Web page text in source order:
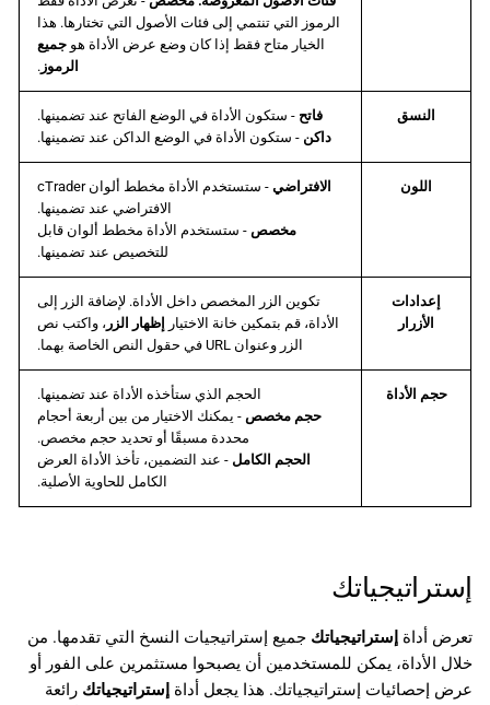
الرموز التي تنتمي إلى فئات الأصول التي تختارها. هذا
الخيار متاح فقط إذا كان وضع عرض الأداة هو جميع
الرموز .
النسق فاتح - ستكون الأداة في الوضع الفاتح عند تضمينها.
داكن - ستكون الأداة في الوضع الداكن عند تضمينها.
اللون الافتراضي
- ستستخدم الأداة مخطط ألوان cTrader
الافتراضي عند تضمينها.
مخصص - ستستخدم الأداة مخطط ألوان قابل
للتخصيص عند تضمينها.
إعدادات
الأزرار
تكوين الزر المخصص داخل الأداة. لإضافة الزر إلى
الأداة، قم بتمكين خانة الاختيار
إظهار الزر ، واكتب نص
الزر وعنوان URL في حقول النص الخاصة بهما.
حجم الأداة
الحجم الذي ستأخذه الأداة عند تضمينها.
حجم مخصص - يمكنك الاختيار من بين أربعة أحجام
محددة مسبقًا أو تحديد حجم مخصص.
الحجم الكامل - عند التضمين، تأخذ الأداة العرض
الكامل للحاوية الأصلية.
إستراتيجياتك
تعرض أداة إستراتيجياتك جميع إستراتيجيات النسخ التي تقدمها. من
خلال الأداة، يمكن للمستخدمين أن يصبحوا مستثمرين على الفور أو
عرض إحصائيات إستراتيجياتك. هذا يجعل أداة إستراتيجياتك رائعة